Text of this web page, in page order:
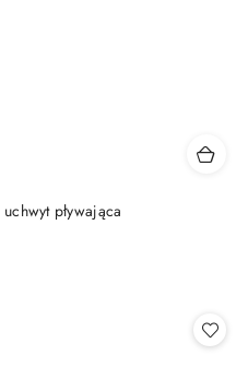
pływająca